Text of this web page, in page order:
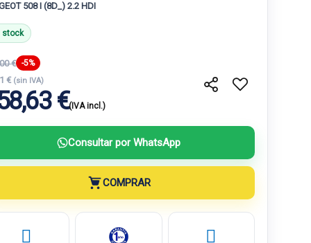
508 I (8D_) 2.2 HDI
stock
€ -5%
€ (sin IVA)
€(IVA incl.)
Consultar por WhatsApp
COMPRAR